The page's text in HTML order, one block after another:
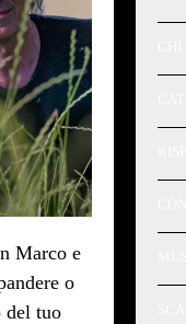
Marco e
o
del tuo